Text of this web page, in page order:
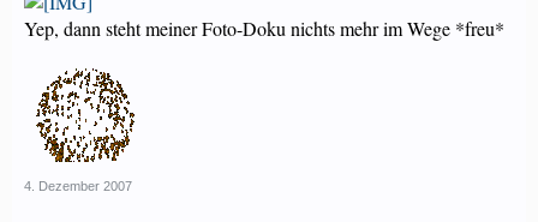
Yep, dann steht meiner Foto-Doku nichts mehr im Wege *freu*
4. Dezember 2007